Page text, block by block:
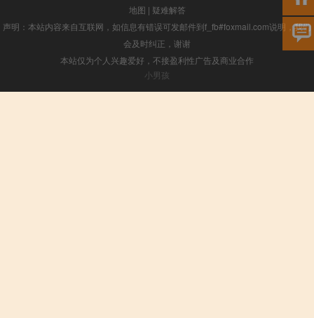
地图 | 疑难解答
声明：本站内容来自互联网，如信息有错误可发邮件到f_fb#foxmail.com说明，我们
会及时纠正，谢谢
本站仅为个人兴趣爱好，不接盈利性广告及商业合作
小男孩